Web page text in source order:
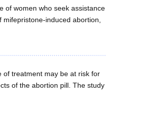
of women who seek assistance
induced abortion,
of treatment may be at risk for
of the abortion pill. The study